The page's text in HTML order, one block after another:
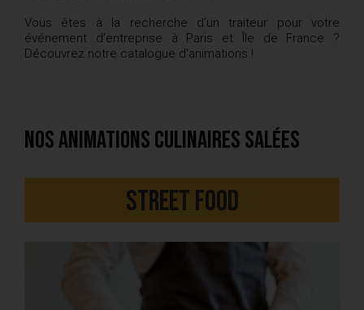
Vous êtes à la recherche d’un traiteur pour votre
événement d’entreprise à Paris et Île de France ?
Découvrez notre catalogue d’animations !
Nos animations culinaires salées
Street Food